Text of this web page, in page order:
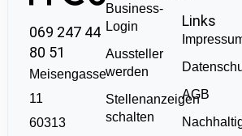
069 247 44
80 51
Meisengasse
11
60313
Business-
Login
Aussteller
werden
Stellenanzeigen
schalten
Links
AGB